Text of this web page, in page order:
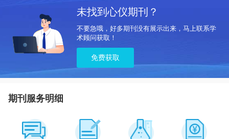
未找到心仪期刊？
不要急哦，好多期刊没有展示出来，马上联系学
术顾问获取！
免费获取
期刊服务明细